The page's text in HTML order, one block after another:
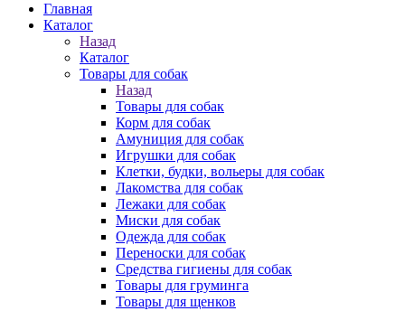
Главная
Каталог
Назад
Каталог
Товары для собак
Назад
Товары для собак
Корм для собак
Амуниция для собак
Игрушки для собак
Клетки, будки, вольеры для собак
Лакомства для собак
Лежаки для собак
Миски для собак
Одежда для собак
Переноски для собак
Средства гигиены для собак
Товары для груминга
Товары для щенков